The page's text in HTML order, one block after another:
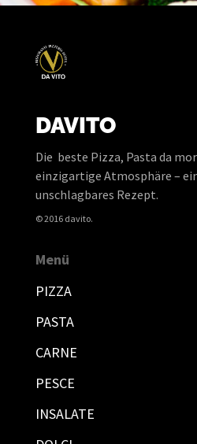
DAVITO
Die beste Pizza, Pasta da
einzigartige Atmosphäre –
unschlagbares Rezept.
© 2016 davito.
Menü
PIZZA
PASTA
CARNE
PESCE
INSALATE